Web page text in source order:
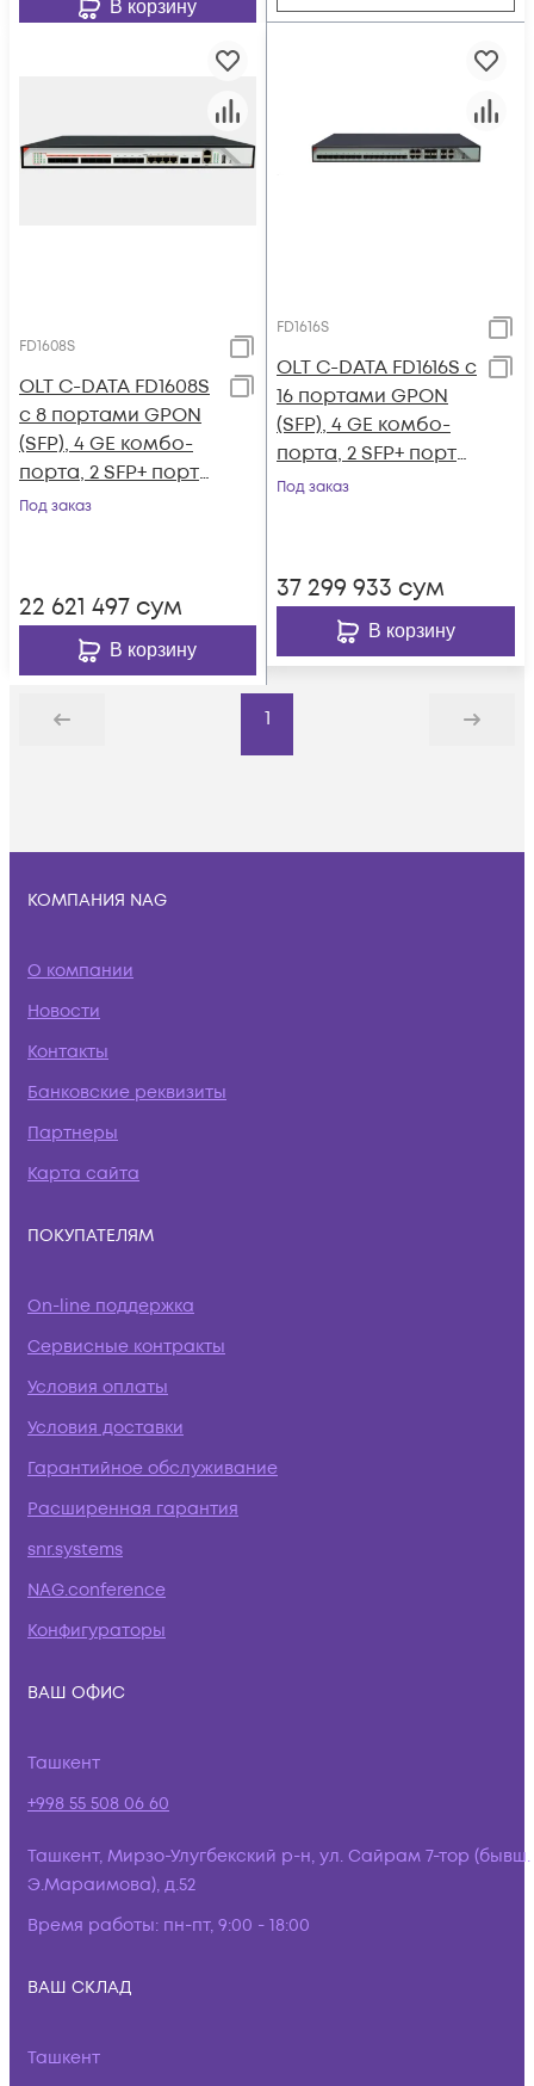
В корзину
FD1608S
OLT C-DATA FD1608S
с 8 портами GPON
(SFP), 4 GE комбо-
порта, 2 SFP+ порта,
2 БП АC
Под заказ
22 621 497 сум
В корзину
FD1616S
OLT C-DATA FD1616S с
16 портами GPON
(SFP), 4 GE комбо-
порта, 2 SFP+ порта,
2 БП АC
Под заказ
37 299 933 сум
В корзину
Назад
1
Дальше
КОМПАНИЯ NAG
О компании
Новости
Контакты
Банковские реквизиты
Партнеры
Карта сайта
ПОКУПАТЕЛЯМ
On-line поддержка
Сервисные контракты
Условия оплаты
Условия доставки
Гарантийное обслуживание
Расширенная гарантия
snr.systems
NAG.conference
Конфигураторы
ВАШ ОФИС
Ташкент
+998 55 508 06 60
Ташкент, Мирзо-Улугбекский р-н, ул. Сайрам 7-тор (бывш.
Э.Мараимова), д.52
Время работы: пн-пт, 9:00 - 18:00
ВАШ СКЛАД
Ташкент